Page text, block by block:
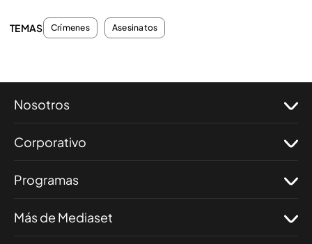
TEMAS Crímenes Asesinatos
Nosotros
Corporativo
Programas
Más de Mediaset